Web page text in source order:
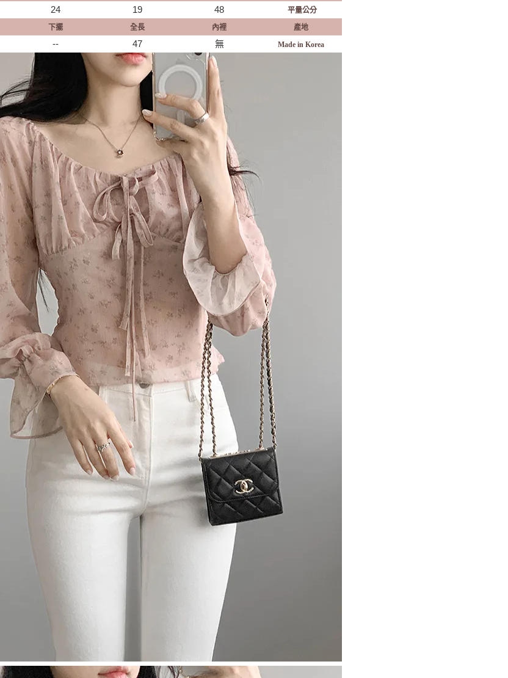
24 19 48
平量公分
下擺 全長 內裡 產地
-- 47 無 Made in Korea